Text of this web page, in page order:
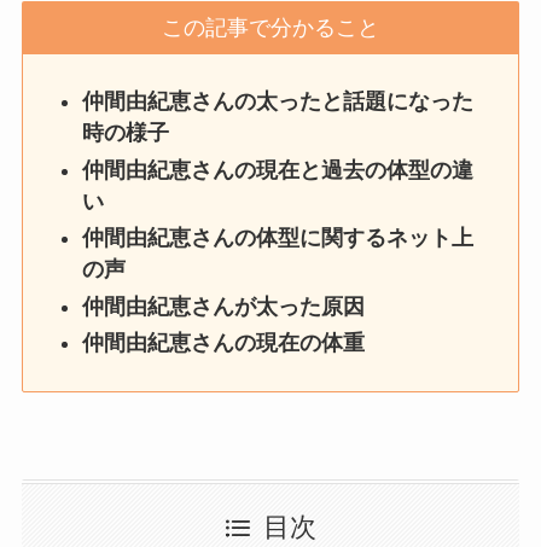
この記事で分かること
仲間由紀恵さんの太ったと話題になった
時の様子
仲間由紀恵さんの現在と過去の体型の違
い
仲間由紀恵さんの体型に関するネット上
の声
仲間由紀恵さんが太った原因
仲間由紀恵さんの現在の体重
目次